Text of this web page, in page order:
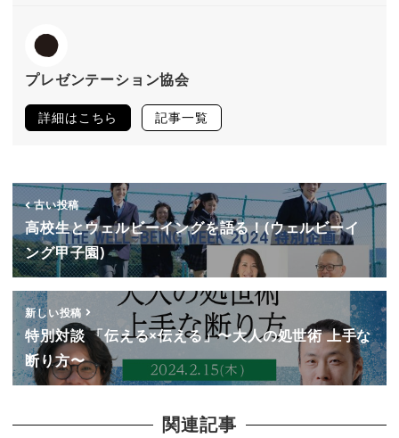
プレゼンテーション協会
詳細はこちら 記事一覧
古い投稿
高校生とウェルビーイングを語る！(ウェルビーイ
ング甲子園)
新しい投稿
特別対談 「伝える×伝える」〜大人の処世術 上手な
断り方〜
関連記事